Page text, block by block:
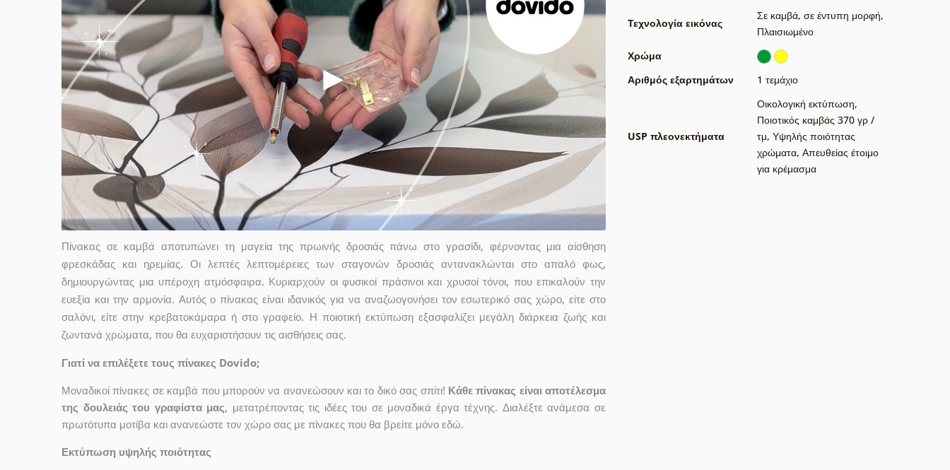
Πίνακας σε καμβά αποτυπώνει τη μαγεία της πρωινής δροσιάς πάνω στο γρασίδι, φέρνοντας μια αίσθηση
φρεσκάδας και ηρεμίας. Οι λεπτές λεπτομέρειες των σταγονών δροσιάς αντανακλώνται στο απαλό φως,
δημιουργώντας μια υπέροχη ατμόσφαιρα. Κυριαρχούν οι φυσικοί πράσινοι και χρυσοί τόνοι, που επικαλούν την
ευεξία και την αρμονία. Αυτός ο πίνακας είναι ιδανικός για να αναζωογονήσει τον εσωτερικό σας χώρο, είτε στο
σαλόνι, είτε στην κρεβατοκάμαρα ή στο γραφείο. Η ποιοτική εκτύπωση εξασφαλίζει μεγάλη διάρκεια ζωής και
ζωντανά χρώματα, που θα ευχαριστήσουν τις αισθήσεις σας.
Γιατί να επιλέξετε τους πίνακες Dovido;
Μοναδικοί πίνακες σε καμβά που μπορούν να ανανεώσουν και το δικό σας σπίτι! Κάθε πίνακας είναι αποτέλεσμα
της δουλειάς του γραφίστα μας, μετατρέποντας τις ιδέες του σε μοναδικά έργα τέχνης. Διαλέξτε ανάμεσα σε
πρωτότυπα μοτίβα και ανανεώστε τον χώρο σας με πίνακες που θα βρείτε μόνο εδώ.
Εκτύπωση υψηλής ποιότητας
Τεχνολογία εικόνας
Σε καμβά, σε έντυπη μορφή,
Πλαισιωμένο
Χρώμα
Αριθμός εξαρτημάτων
1 τεμάχιο
USP πλεονεκτήματα
Οικολογική εκτύπωση,
Ποιοτικός καμβάς 370 γρ /
τμ, Υψηλής ποιότητας
χρώματα, Απευθείας έτοιμο
για κρέμασμα